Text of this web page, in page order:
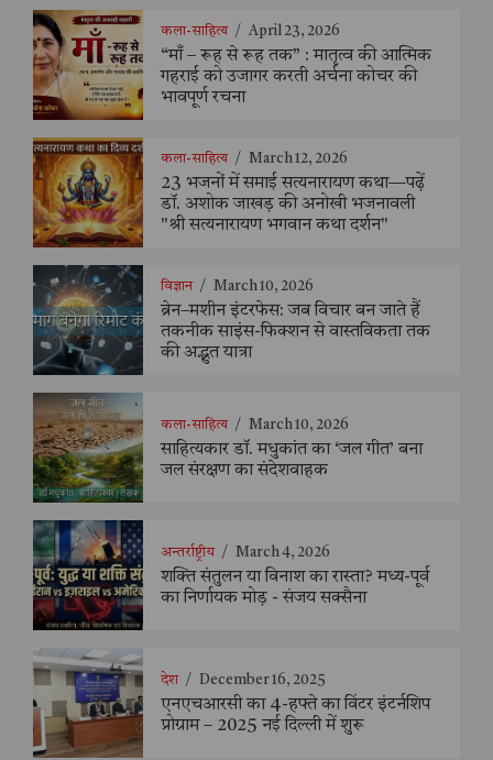
कला-साहित्य / April 23, 2026
“माँ – रूह से रूह तक” : मातृत्व की आत्मिक
गहराई को उजागर करती अर्चना कोचर की
भावपूर्ण रचना
कला-साहित्य / March 12, 2026
23 भजनों में समाई सत्यनारायण कथा—पढ़ें
डॉ. अशोक जाखड़ की अनोखी भजनावली
"श्री सत्यनारायण भगवान कथा दर्शन"
विज्ञान / March 10, 2026
ब्रेन–मशीन इंटरफेस: जब विचार बन जाते हैं
तकनीक साइंस-फिक्शन से वास्तविकता तक
की अद्भुत यात्रा
कला-साहित्य / March 10, 2026
साहित्यकार डॉ. मधुकांत का ‘जल गीत’ बना
जल संरक्षण का संदेशवाहक
अन्तर्राष्ट्रीय / March 4, 2026
शक्ति संतुलन या विनाश का रास्ता? मध्य-पूर्व
का निर्णायक मोड़ - संजय सक्सैना
देश / December 16, 2025
एनएचआरसी का 4-हफ्ते का विंटर इंटर्नशिप
प्रोग्राम – 2025 नई दिल्ली में शुरू